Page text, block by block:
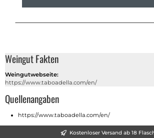
Weingut Fakten
Weingutwebseite:
https://www.taboadella.com/en/
Quellenangaben
https://www.taboadella.com/en/
Kostenloser Versand ab 18